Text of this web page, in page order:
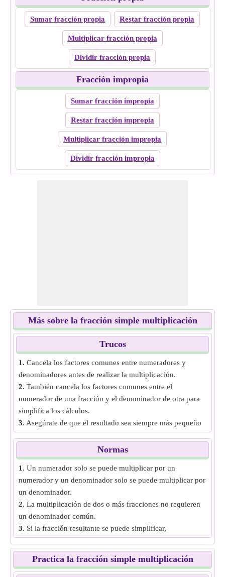
Sumar fracción propia Restar fracción propia
Multiplicar fracción propia
Dividir fracción propia
Fracción impropia
Sumar fracción impropia
Restar fracción impropia
Multiplicar fracción impropia
Dividir fracción impropia
Más sobre la fracción simple multiplicación
Trucos
1. Cancela los factores comunes entre numeradores y
denominadores antes de realizar la multiplicación.
2. También cancela los factores comunes entre el
numerador de una fracción y el denominador de otra para
simplifica los cálculos.
3. Asegúrate de que el resultado sea siempre más pequeño
que ambas fracciones porque el resultado representa una
Normas
1. Un numerador solo se puede multiplicar por un
numerador y un denominador solo se puede multiplicar por
un denominador.
2. La multiplicación de dos o más fracciones no requieren
un denominador común.
3. Si la fracción resultante se puede simplificar,
simplifíquela.
Practica la fracción simple multiplicación